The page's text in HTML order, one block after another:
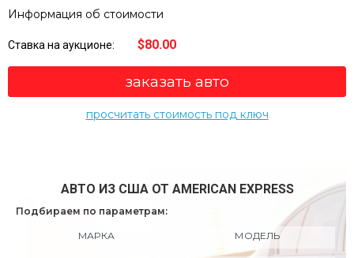
Информация об стоимости
Ставка на аукционе: $80.00
заказать авто
просчитать стоимость под ключ
АВТО ИЗ США ОТ AMERICAN EXPRESS
Подбираем по параметрам:
МАРКА МОДЕЛЬ